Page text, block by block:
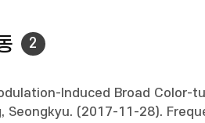
2
Induced Broad Color-
Seongkyu. (2017-11-28).